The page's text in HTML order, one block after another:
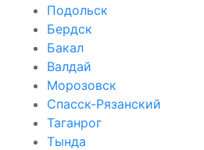
Подольск
Бердск
Бакал
Валдай
Морозовск
Спасск-Рязанский
Таганрог
Тында